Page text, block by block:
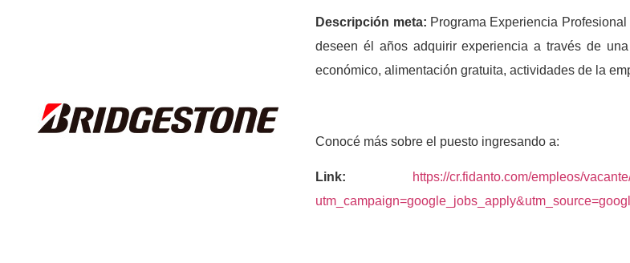
Descripción meta: Programa Experiencia
deseen él años adquirir experiencia a través de
económico, alimentación gratuita, actividades de la
Conocé más sobre el puesto ingresando a:
Link:
https://cr.fidanto.com/empleos/